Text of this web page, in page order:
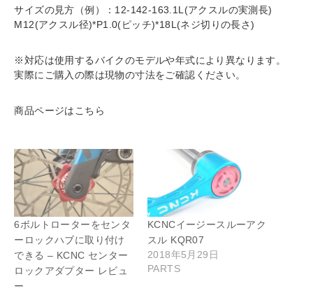
サイズの見方（例）：12-142-163.1L(アクスルの実測長)
M12(アクスル径)*P1.0(ピッチ)*18L(ネジ切りの長さ)
※対応は使用するバイクのモデルや年式により異なります。
実際にご購入の際は現物の寸法をご確認ください。
商品ページはこちら
6ボルトローターをセンタ
ーロックハブに取り付け
できる – KCNC センター
ロックアダプター レビュ
ー
KCNCイージースルーアク
スル KQR07
2018年5月29日
PARTS